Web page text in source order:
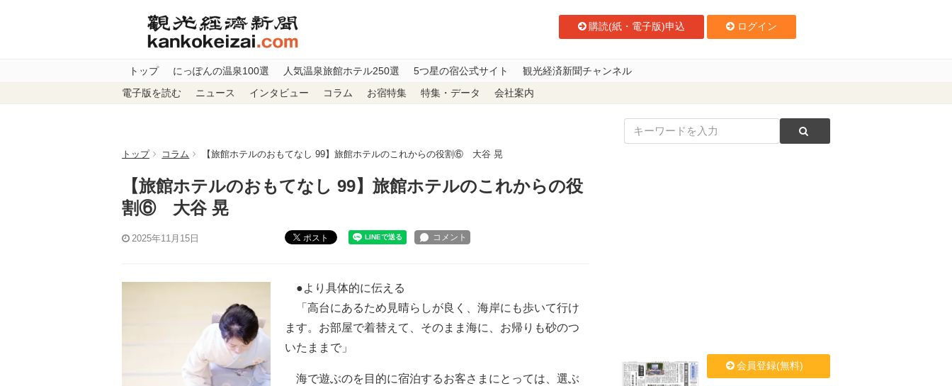
購読(紙・電子版)申込 ログイン
トップ にっぽんの温泉100選 人気温泉旅館ホテル250選 5つ星の宿公式サイト 観光経済新聞チャンネル
電子版を読む ニュース インタビュー コラム お宿特集 特集・データ 会社案内
トップ コラム 【旅館ホテルのおもてなし 99】旅館ホテルのこれからの役割⑥ 大谷 晃
【旅館ホテルのおもてなし 99】旅館ホテルのこれからの役
割⑥ 大谷 晃
2025年11月15日 ポスト
●より具体的に伝える
「高台にあるため見晴らしが良く、海岸にも歩いて行け
ます。お部屋で着替えて、そのまま海に、お帰りも砂のつ
いたままで」
海で遊ぶのを目的に宿泊するお客さまにとっては、選ぶ
会員登録(無料)